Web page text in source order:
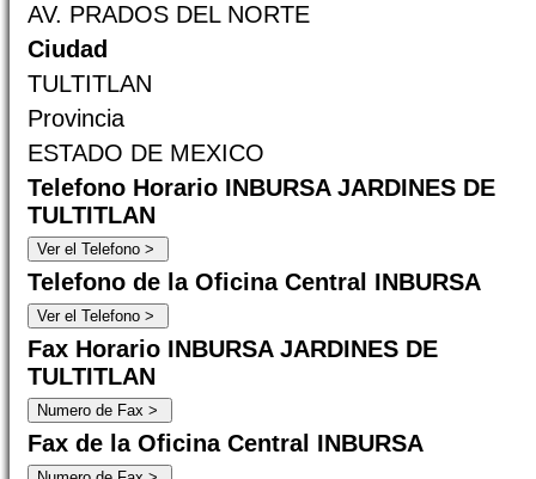
AV. PRADOS DEL NORTE
Ciudad
TULTITLAN
Provincia
ESTADO DE MEXICO
Telefono Horario INBURSA JARDINES DE
TULTITLAN
Telefono de la Oficina Central INBURSA
Fax Horario INBURSA JARDINES DE
TULTITLAN
Fax de la Oficina Central INBURSA